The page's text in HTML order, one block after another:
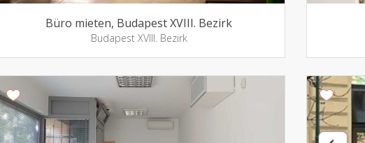
Büro mieten, Budapest XVIII. Bezirk
Budapest XVIII. Bezirk